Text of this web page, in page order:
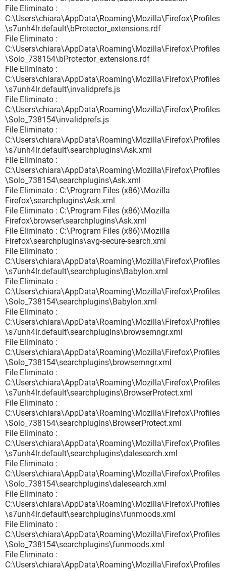
File Eliminato :
C:\Users\chiara\AppData\Roaming\Mozilla\Firefox\Profiles
\s7unh4lr.default\bProtector_extensions.rdf
File Eliminato :
C:\Users\chiara\AppData\Roaming\Mozilla\Firefox\Profiles
\Solo_738154\bProtector_extensions.rdf
File Eliminato :
C:\Users\chiara\AppData\Roaming\Mozilla\Firefox\Profiles
\s7unh4lr.default\invalidprefs.js
File Eliminato :
C:\Users\chiara\AppData\Roaming\Mozilla\Firefox\Profiles
\Solo_738154\invalidprefs.js
File Eliminato :
C:\Users\chiara\AppData\Roaming\Mozilla\Firefox\Profiles
\s7unh4lr.default\searchplugins\Ask.xml
File Eliminato :
C:\Users\chiara\AppData\Roaming\Mozilla\Firefox\Profiles
\Solo_738154\searchplugins\Ask.xml
File Eliminato : C:\Program Files (x86)\Mozilla
Firefox\searchplugins\Ask.xml
File Eliminato : C:\Program Files (x86)\Mozilla
Firefox\browser\searchplugins\Ask.xml
File Eliminato : C:\Program Files (x86)\Mozilla
Firefox\searchplugins\avg-secure-search.xml
File Eliminato :
C:\Users\chiara\AppData\Roaming\Mozilla\Firefox\Profiles
\s7unh4lr.default\searchplugins\Babylon.xml
File Eliminato :
C:\Users\chiara\AppData\Roaming\Mozilla\Firefox\Profiles
\Solo_738154\searchplugins\Babylon.xml
File Eliminato :
C:\Users\chiara\AppData\Roaming\Mozilla\Firefox\Profiles
\s7unh4lr.default\searchplugins\browsemngr.xml
File Eliminato :
C:\Users\chiara\AppData\Roaming\Mozilla\Firefox\Profiles
\Solo_738154\searchplugins\browsemngr.xml
File Eliminato :
C:\Users\chiara\AppData\Roaming\Mozilla\Firefox\Profiles
\s7unh4lr.default\searchplugins\BrowserProtect.xml
File Eliminato :
C:\Users\chiara\AppData\Roaming\Mozilla\Firefox\Profiles
\Solo_738154\searchplugins\BrowserProtect.xml
File Eliminato :
C:\Users\chiara\AppData\Roaming\Mozilla\Firefox\Profiles
\s7unh4lr.default\searchplugins\dalesearch.xml
File Eliminato :
C:\Users\chiara\AppData\Roaming\Mozilla\Firefox\Profiles
\Solo_738154\searchplugins\dalesearch.xml
File Eliminato :
C:\Users\chiara\AppData\Roaming\Mozilla\Firefox\Profiles
\s7unh4lr.default\searchplugins\funmoods.xml
File Eliminato :
C:\Users\chiara\AppData\Roaming\Mozilla\Firefox\Profiles
\Solo_738154\searchplugins\funmoods.xml
File Eliminato :
C:\Users\chiara\AppData\Roaming\Mozilla\Firefox\Profiles